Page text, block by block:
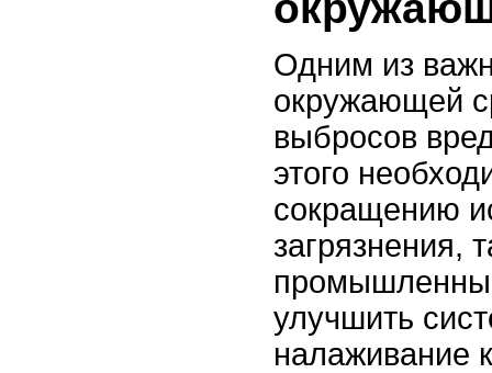
Одним из
окружающей
выбросов
этого
сокращению
загрязнения,
улучшить
налаживание